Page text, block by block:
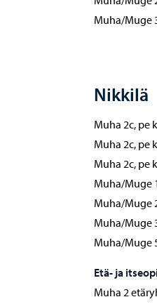
Muha/Muge
Nikkilä
Muha 2c, pe
Muha 2c, pe
Muha 2c, pe
Muha/Muge
Muha/Muge
Muha/
Muha/Muge
Etä- ja
Muha 2